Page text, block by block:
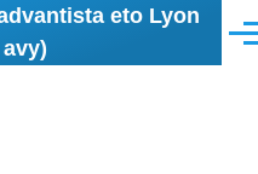
eto Lyon